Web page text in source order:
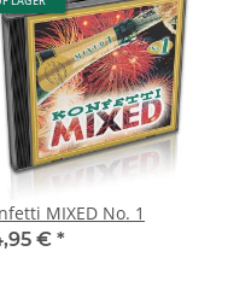
Konfetti MIXED No. 1
€ *